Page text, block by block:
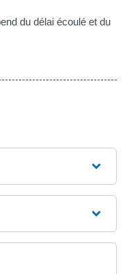
du délai écoulé et du